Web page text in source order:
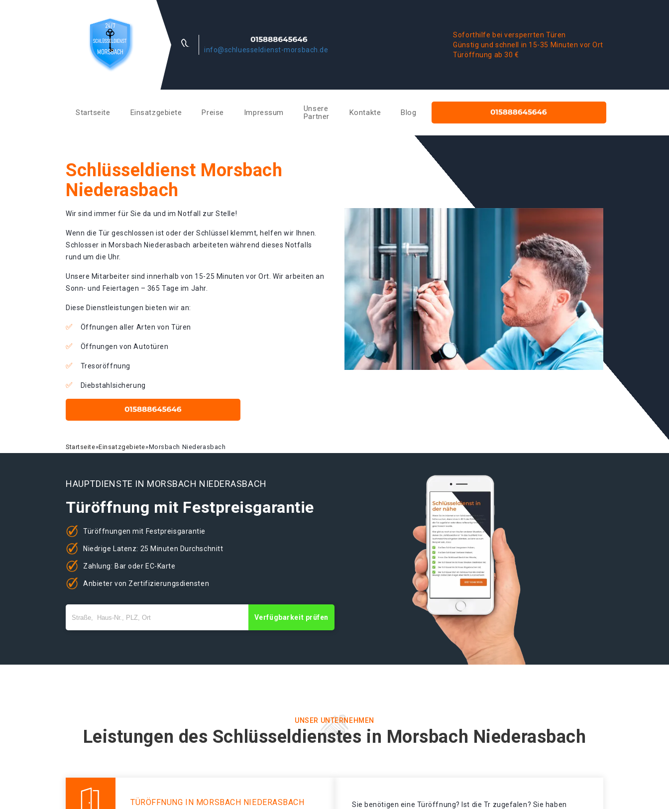
info@schluesseldienst-morsbach.de
Soforthilfe bei versperrten Türen
Günstig und schnell in 15-35 Minuten vor Ort
Türöffnung ab 30 €
Startseite Einsatzgebiete Preise Impressum
Unsere
Partner
Kontakte Blog
Schlüsseldienst Morsbach
Niederasbach
Wir sind immer für Sie da und im Notfall zur Stelle!
Wenn die Tür geschlossen ist oder der Schlüssel klemmt, helfen wir Ihnen.
Schlosser in Morsbach Niederasbach arbeiteten während dieses Notfalls
rund um die Uhr.
Unsere Mitarbeiter sind innerhalb von 15-25 Minuten vor Ort. Wir arbeiten an
Sonn- und Feiertagen – 365 Tage im Jahr.
Diese Dienstleistungen bieten wir an:
Öffnungen aller Arten von Türen
Öffnungen von Autotüren
Tresoröffnung
Diebstahlsicherung
Startseite»Einsatzgebiete»Morsbach Niederasbach
HAUPTDIENSTE IN MORSBACH NIEDERASBACH
Türöffnung mit Festpreisgarantie
Türöffnungen mit Festpreisgarantie
Niedrige Latenz: 25 Minuten Durchschnitt
Zahlung: Bar oder EC-Karte
Anbieter von Zertifizierungsdiensten
Verfügbarkeit prüfen
UNSER UNTERNEHMEN
Leistungen des Schlüsseldienstes in Morsbach Niederasbach
TÜRÖFFNUNG IN MORSBACH NIEDERASBACH
Sie benötigen eine Türöffnung? Ist die Tr zugefalen? Sie haben